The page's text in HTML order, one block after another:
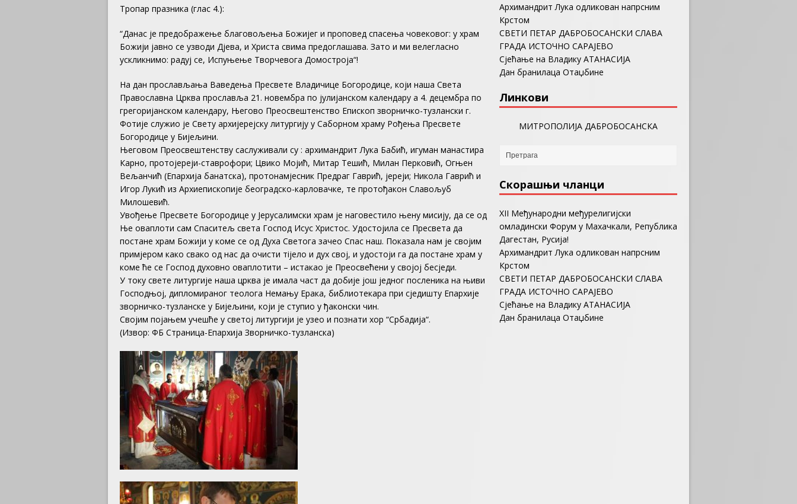
Тропар празника (глас 4.):
“Данас је предображење благовољења Божијег и проповед спасења човековог: у храм
Божији јавно се узводи Дјева, и Христа свима предоглашава. Зато и ми велегласно
ускликнимо: радуј се, Испуњење Творчевога Домостроја“!
На дан прослављања Ваведења Пресвете Владичице Богородице, који наша Света
Православна Црква прославља 21. новембра по јулијанском календару а 4. децембра по
грегоријанском календару, Његово Преосвештенство Епископ зворничко-тузлански г.
Фотије служио је Свету архијерејску литургију у Саборном храму Рођења Пресвете
Богородице у Бијељини.
Његовом Преосвештенству саслуживали су : архимандрит Лука Бабић, игуман манастира
Карно, протојереји-ставрофори; Цвико Мојић, Митар Тешић, Милан Перковић, Огњен
Вељанчић (Епархија банатска), протонамјесник Предраг Гаврић, јереји; Никола Гаврић и
Игор Лукић из Архиепископије београдско-карловачке, те протођакон Славољуб
Милошевић.
Увођење Пресвете Богородице у Јерусалимски храм је наговестило њену мисију, да се од
Ње оваплоти сам Спаситељ света Господ Исус Христос. Удостојила се Пресвета да
постане храм Божији у коме се од Духа Светога зачео Спас наш. Показала нам је својим
примјером како свако од нас да очисти тijeло и дух свој, и удостоји га да постане храм у
коме ће се Господ духовно оваплотити – истакао је Преосвећени у својој бесједи.
У току свете литургије наша црква је имала част да добије још једног посленика на њиви
Господњој, дипломираног теолога Немању Ерака, библиотекара при сједишту Епархије
зворничко-тузланске у Бијељини, који је ступио у ђаконски чин.
Својим појањем учешће у светој литургији је узео и познати хор “Србадија“.
(Извор: ФБ Страница-Епархија Зворничко-тузланска)
Архимандрит Лука одликован напрсним
Крстом
СВЕТИ ПЕТАР ДАБРОБОСАНСКИ СЛАВА
ГРАДА ИСТОЧНО САРАЈЕВО
Сјећање на Владику АТАНАСИЈА
Дан бранилаца Отаџбине
Линкови
МИТРОПОЛИЈА ДАБРОБОСАНСКА
Скорашњи чланци
ХII Међународни међурелигијски
омладински Форум у Махачкали, Република
Дагестан, Русија!
Архимандрит Лука одликован напрсним
Крстом
СВЕТИ ПЕТАР ДАБРОБОСАНСКИ СЛАВА
ГРАДА ИСТОЧНО САРАЈЕВО
Сјећање на Владику АТАНАСИЈА
Дан бранилаца Отаџбине